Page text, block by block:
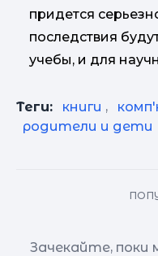
придется
последствия
учебы, и для
Теги: книги ,
родители и дети
Зачекайте, поки